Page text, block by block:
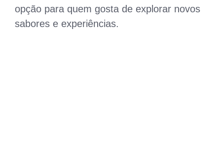
opção para quem gosta de explorar novos
sabores e experiências.